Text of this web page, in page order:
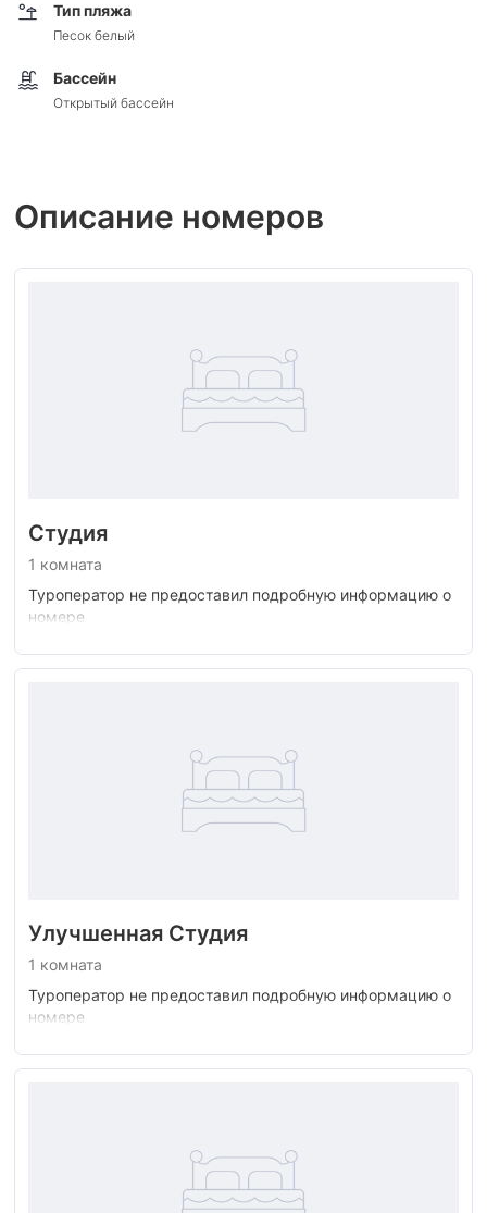
Тип пляжа
Песок белый
Бассейн
Открытый бассейн
Описание номеров
Студия
1 комната
Туроператор не предоставил подробную информацию о
номере
Улучшенная Студия
1 комната
Туроператор не предоставил подробную информацию о
номере